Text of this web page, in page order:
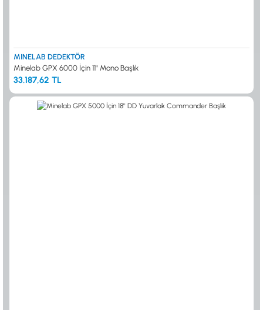
MINELAB DEDEKTÖR
Minelab GPX 6000 İçin 11'' Mono Başlık
33.187,62 TL